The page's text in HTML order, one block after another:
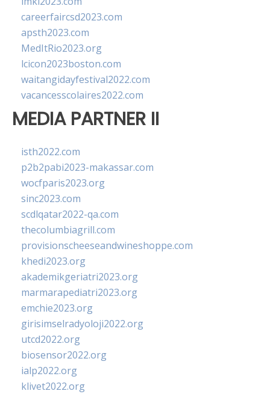
careerfaircsd2023.com
apsth2023.com
MedItRio2023.org
lcicon2023boston.com
waitangidayfestival2022.com
vacancesscolaires2022.com
MEDIA PARTNER II
isth2022.com
p2b2pabi2023-makassar.com
wocfparis2023.org
sinc2023.com
scdlqatar2022-qa.com
thecolumbiagrill.com
provisionscheeseandwineshoppe.com
khedi2023.org
akademikgeriatri2023.org
marmarapediatri2023.org
emchie2023.org
girisimselradyoloji2022.org
utcd2022.org
biosensor2022.org
ialp2022.org
klivet2022.org